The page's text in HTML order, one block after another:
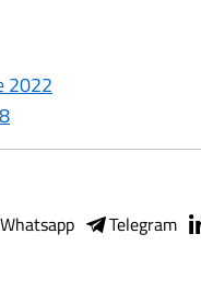
2022
Whatsapp Telegram